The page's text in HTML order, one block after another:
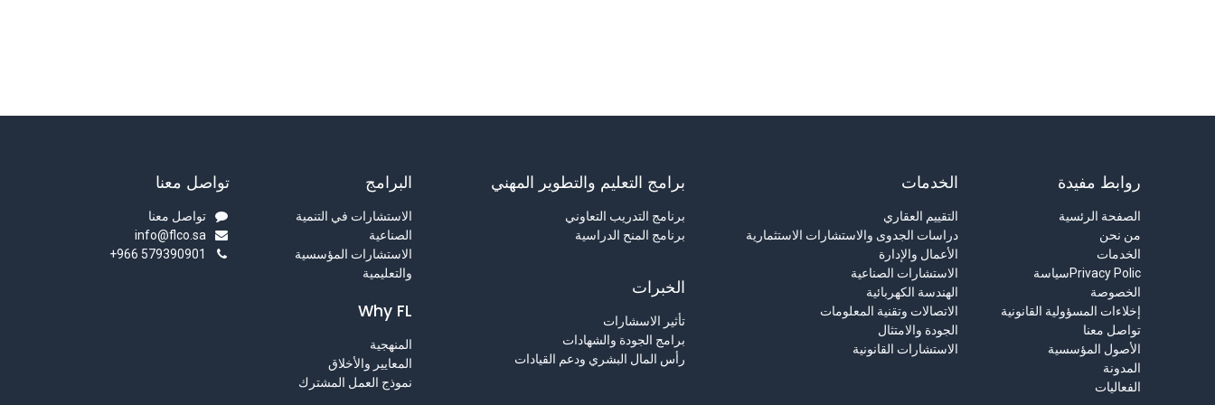
روابط مفيدة
الصفحة الرئسية
من نحن
الخدمات
Privacy Policسياسة
الخصوصة
إخلاءات المسؤولية القانونية
تواصل معنا
الأصول المؤسسية
المدونة
الفعاليات
الخدمات
التقييم العقاري
دراسات الجدوى والاستشارات الاستثمارية
الأعمال والإدارة
الاستشارات الصناعية
الهندسة الكهربائية
الاتصالات وتقنية المعلومات
الجودة والامتثال
الاستشارات القانونية
برامج التعليم والتطوير المهني
برنامج التدريب التعاوني
برنامج المنح الدراسية
الخبرات
تأثير الاسشارات
برامج الجودة والشهادات
رأس المال البشري ودعم القيادات
البرامج
الاستشارات في التنمية
الصناعية
الاستشارات المؤسسية
والتعليمية
Why FL
المنهجية
المعايير والأخلاق
نموذج العمل المشترك
تواصل معنا
تواصل معنا
info@flco.sa
+966 579390901